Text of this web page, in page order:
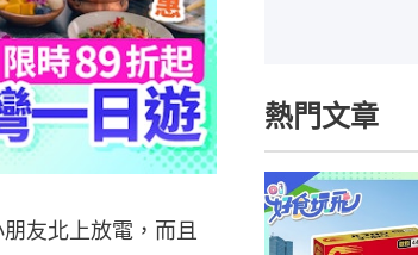
友北上放電，而且
熱門文章